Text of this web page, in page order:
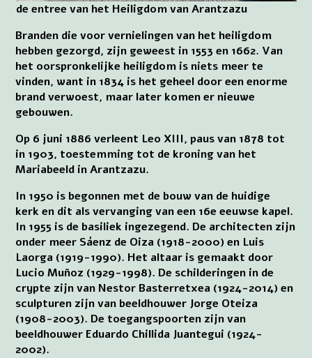
de entree van het Heiligdom van Arantzazu
Branden die voor vernielingen van het heiligdom
hebben gezorgd, zijn geweest in 1553 en 1662. Van
het oorspronkelijke heiligdom is niets meer te
vinden, want in 1834 is het geheel door een enorme
brand verwoest, maar later komen er nieuwe
gebouwen.
Op 6 juni 1886 verleent Leo XIII, paus van 1878 tot
in 1903, toestemming tot de kroning van het
Mariabeeld in Arantzazu.
In 1950 is begonnen met de bouw van de huidige
kerk en dit als vervanging van een 16e eeuwse kapel.
In 1955 is de basiliek ingezegend. De architecten zijn
onder meer Sáenz de Oiza (1918-2000) en Luis
Laorga (1919-1990). Het altaar is gemaakt door
Lucio Muñoz (1929-1998). De schilderingen in de
crypte zijn van Nestor Basterretxea (1924-2014) en
sculpturen zijn van beeldhouwer Jorge Oteiza
(1908-2003). De toegangspoorten zijn van
beeldhouwer Eduardo Chillida Juantegui (1924-
2002).